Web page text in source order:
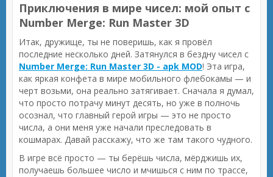
Приключения в мире чисел: мой опыт с
Number Merge: Run Master 3D
Итак, дружище, ты не поверишь, как я провёл
последние несколько дней. Затянулся в бездну чисел с
Number Merge: Run Master 3D - apk MOD! Эта игра,
как яркая конфета в мире мобильного флебокамы — и
черт возьми, она реально затягивает. Сначала я думал,
что просто потрачу минут десять, но уже в полночь
осознал, что главный герой игры — это не просто
числа, а они меня уже начали преследовать в
кошмарах. Давай расскажу, что же там такого чудного.
В игре всё просто — ты берёшь числа, мёрджишь их,
получаешь большее число и мчишься с ним по трассе,